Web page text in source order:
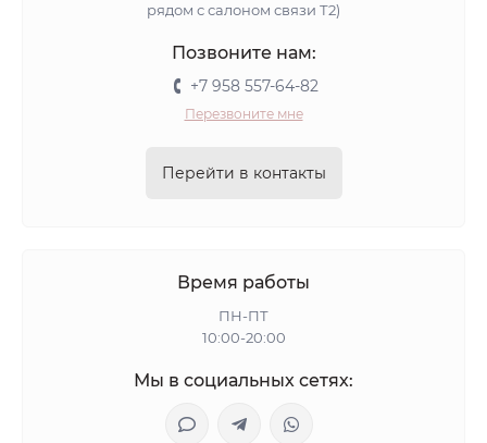
рядом с салоном связи Т2)
Позвоните нам:
+7 958 557-64-82
Перезвоните мне
Перейти в контакты
Время работы
ПН-ПТ
10:00-20:00
Мы в социальных сетях: